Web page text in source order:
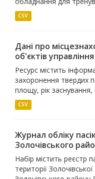
CSV
Дані про
об'єктів
Ресурс містить
захоронення твердих
площу, рік заснування,
CSV
Журнал обліку
Золочівського
Набір містить реєстр
території